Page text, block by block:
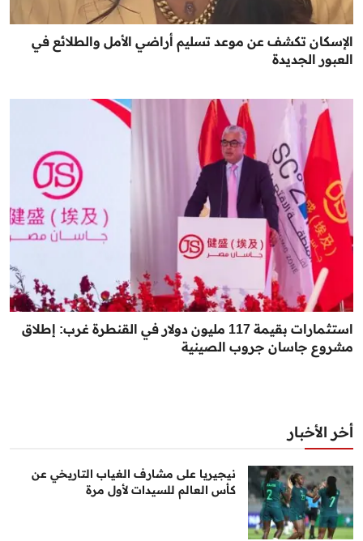
الإسكان تكشف عن موعد تسليم أراضي الأمل والطلائع في
العبور الجديدة
استثمارات بقيمة 117 مليون دولار في القنطرة غرب: إطلاق
مشروع جاسان جروب الصينية
أخر الأخبار
نيجيريا على مشارف الغياب التاريخي عن
كأس العالم للسيدات لأول مرة